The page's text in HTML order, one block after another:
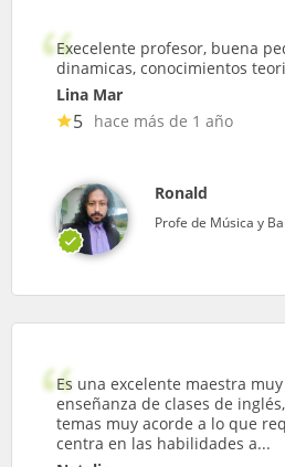
Execelente profesor, buena
dinamicas, conocimientos
Lina Mar
5 hace más de 1 año
Ronald
Profe de Música y
Es una excelente maestra
enseñanza de clases de
temas muy acorde a lo que
centra en las habilidades a...